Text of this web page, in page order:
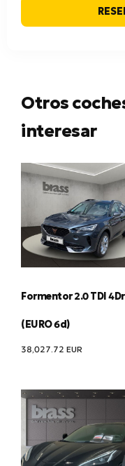
Otros
interesar
Formentor 2.0 TDI
(EURO 6d)
38,027.72 EUR